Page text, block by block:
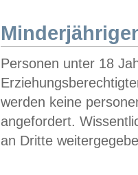
Personen unter 18
werden keine
angefordert.
an Dritte